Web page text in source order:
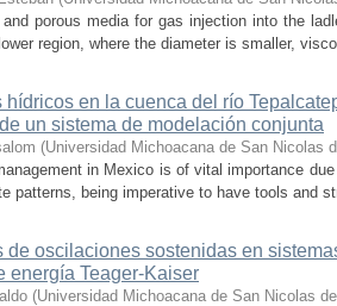
porous media for gas injection into the
region, where the diameter is smaller,
en la cuenca del río
un sistema de modelación conjunta
(Universidad Michoacana de San Nicolas
in Mexico is of vital importance
patterns, being imperative to have tools and
de oscilaciones sostenidas en
energía Teager-Kaiser
(Universidad Michoacana de San Nicolas